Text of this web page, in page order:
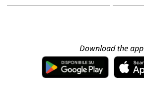
Download the app